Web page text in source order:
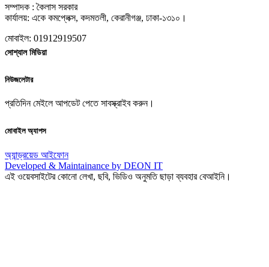
সম্পাদক : কৈলাস সরকার
কার্যালয়: একে কমপ্লেক্স, কদমতলী, কেরানীগঞ্জ, ঢাকা-১৩১০।
মোবাইল: 01912919507
সোশ্যাল মিডিয়া
নিউজলেটার
প্রতিদিন মেইলে আপডেট পেতে সাবস্ক্রাইব করুন।
মোবাইল অ্যাপস
অ্যান্ড্রয়েড আইফোন
Developed & Maintainance by DEON IT
এই ওয়েবসাইটের কোনো লেখা, ছবি, ভিডিও অনুমতি ছাড়া ব্যবহার বেআইনি।